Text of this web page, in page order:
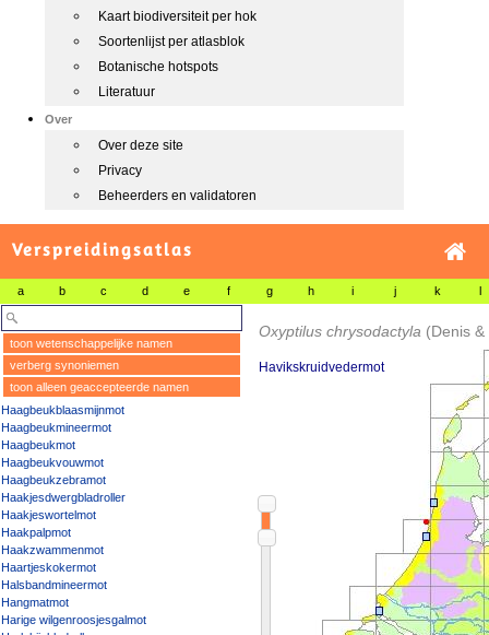
Kaart biodiversiteit per hok
Soortenlijst per atlasblok
Botanische hotspots
Literatuur
Over
Over deze site
Privacy
Beheerders en validatoren
Verspreidingsatlas
a b c d e f g h i j k l
toon wetenschappelijke namen
verberg synoniemen
toon alleen geaccepteerde namen
Haagbeukblaasmijnmot
Haagbeukmineermot
Haagbeukmot
Haagbeukvouwmot
Haagbeukzebramot
Haakjesdwergbladroller
Haakjeswortelmot
Haakpalpmot
Haakzwammenmot
Haartjeskokermot
Halsbandmineermot
Hangmatmot
Harige wilgenroosjesgalmot
Oxyptilus chrysodactyla (Denis
Havikskruidvedermot